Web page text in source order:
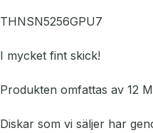
THNSN5256GPU7
I mycket fint skick!
Produkten omfattas av 12
Diskar som vi säljer har